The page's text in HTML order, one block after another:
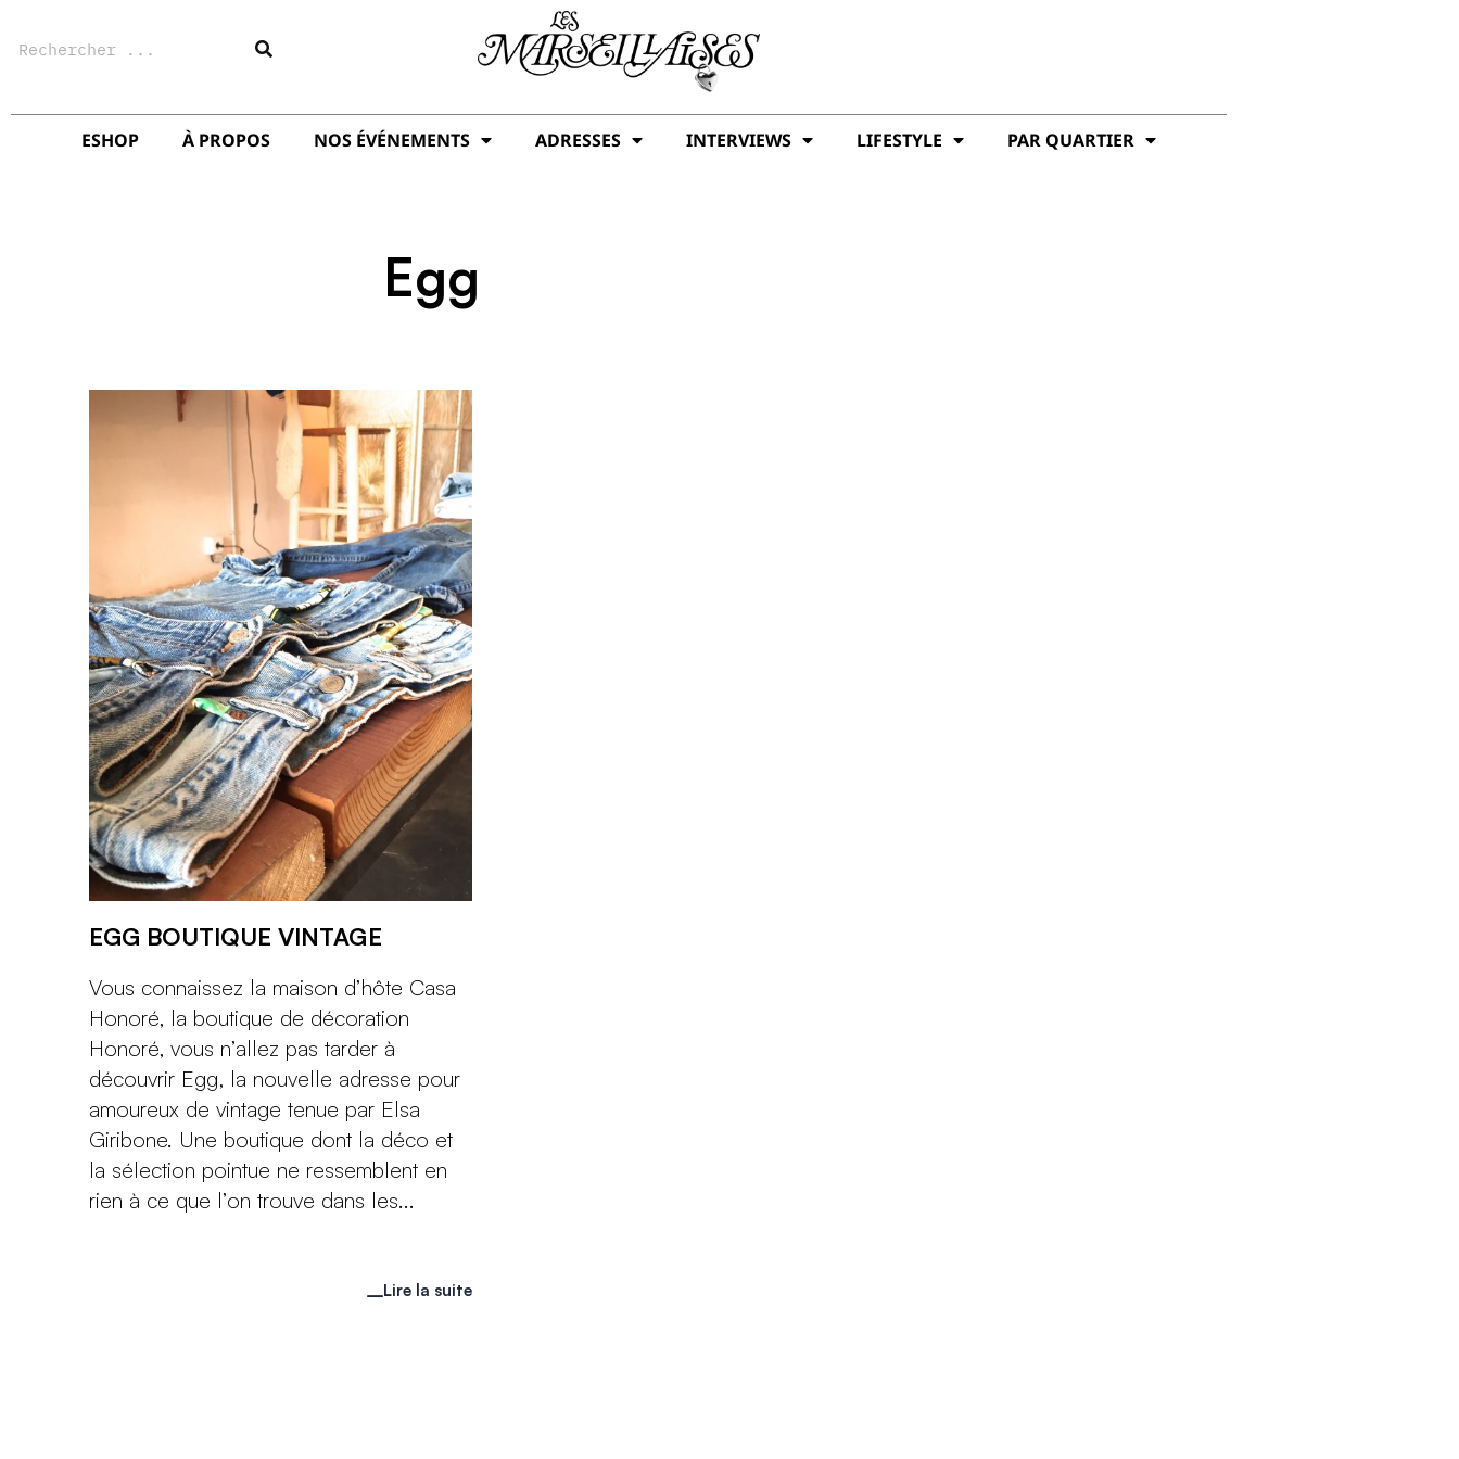
ESHOP À PROPOS NOS ÉVÉNEMENTS ADRESSES INTERVIEWS LIFESTYLE PAR QUARTIER
Egg
EGG BOUTIQUE VINTAGE
Vous connaissez la maison d’hôte Casa
Honoré, la boutique de décoration
Honoré, vous n’allez pas tarder à
découvrir Egg, la nouvelle adresse pour
amoureux de vintage tenue par Elsa
Giribone. Une boutique dont la déco et
la sélection pointue ne ressemblent en
rien à ce que l’on trouve dans les...
Lire la suite